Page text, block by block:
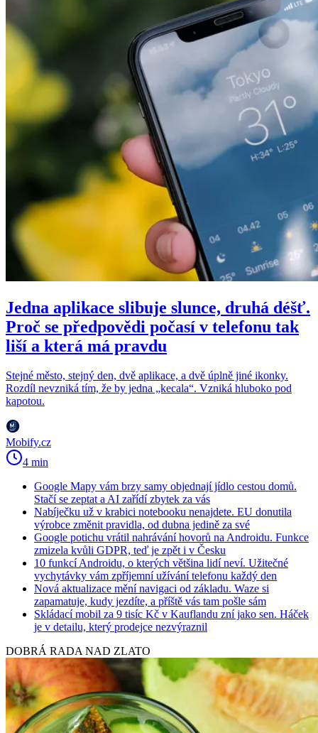
Jedna aplikace slibuje slunce, druhá déšť.
Proč se předpovědi počasí v telefonu tak
liší a která má pravdu
Stejné město, stejný den, dvě aplikace, a dvě úplně jiné ikonky.
Rozdíl nevzniká tím, že by jedna „kecala“. Vzniká hluboko pod
kapotou.
Mobify.cz
4 min
Google Mapy vám brzy samy objednají jídlo cestou domů.
Stačí se zeptat a AI zařídí zbytek za vás
Nabíječku už v krabici notebooku nenajdete. EU donutila
výrobce změnit pravidla, od dubna jedině za své
Google potichu vrátil nahrávání hovorů na Androidu. Funkce
zmizela kvůli GDPR, teď je zpět i v Česku
10 funkcí Androidu, o kterých většina lidí neví. Užitečné
vychytávky vám zpříjemní užívání telefonu každý den
Nová aktualizace mění navigaci od základu. Waze si
zapamatuje, kudy jezdíte, a příště vás tam pošle sám
Skládací mobil za 9 tisíc Kč v Kauflandu zní jako sen. Háček
je v detailu, který prodejce nezvýraznil
DOBRÁ RADA NAD ZLATO